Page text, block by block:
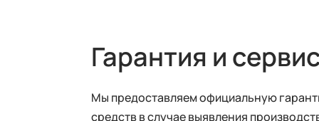
Гарантия и
Мы предоставляем официальную
средств в случае выявления